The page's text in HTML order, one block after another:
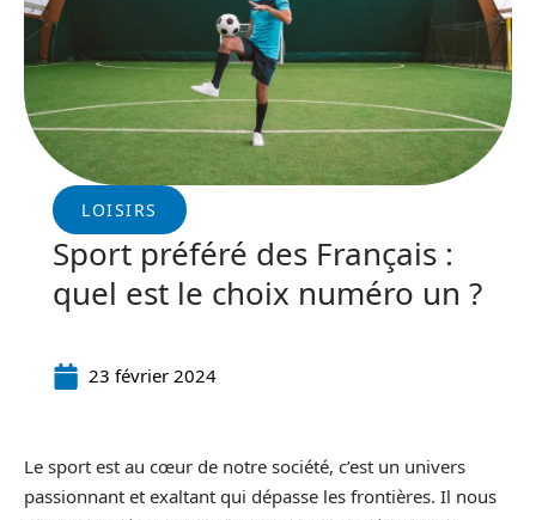
LOISIRS
Sport préféré des Français :
quel est le choix numéro un ?
23 février 2024
Le sport est au cœur de notre société, c’est un univers
passionnant et exaltant qui dépasse les frontières. Il nous